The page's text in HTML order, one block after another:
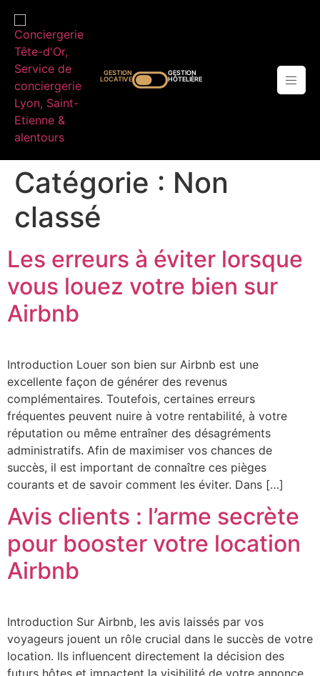
GESTION
LOCATIVE
GESTION
HÔTELIÈRE
Catégorie : Non
classé
Les erreurs à éviter lorsque
vous louez votre bien sur
Airbnb
Introduction Louer son bien sur Airbnb est une
excellente façon de générer des revenus
complémentaires. Toutefois, certaines erreurs
fréquentes peuvent nuire à votre rentabilité, à votre
réputation ou même entraîner des désagréments
administratifs. Afin de maximiser vos chances de
succès, il est important de connaître ces pièges
courants et de savoir comment les éviter. Dans […]
Avis clients : l’arme secrète
pour booster votre location
Airbnb
Introduction Sur Airbnb, les avis laissés par vos
voyageurs jouent un rôle crucial dans le succès de votre
location. Ils influencent directement la décision des